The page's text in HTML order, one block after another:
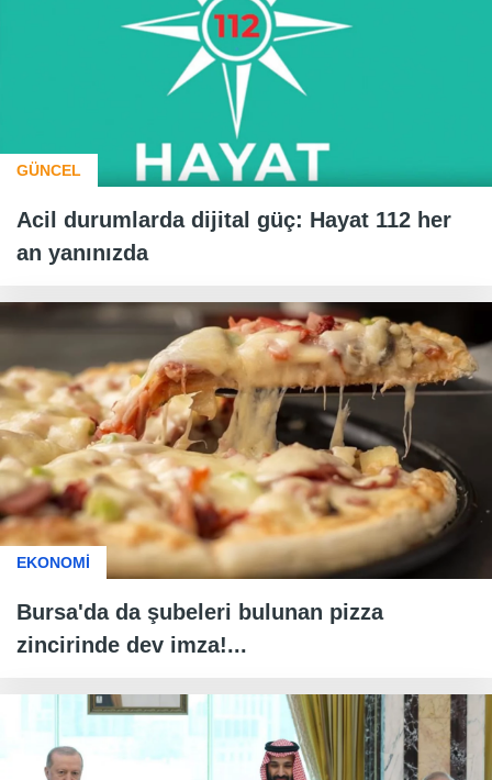
GÜNCEL
Acil durumlarda dijital güç: Hayat 112 her
an yanınızda
EKONOMİ
Bursa'da da şubeleri bulunan pizza
zincirinde dev imza!...